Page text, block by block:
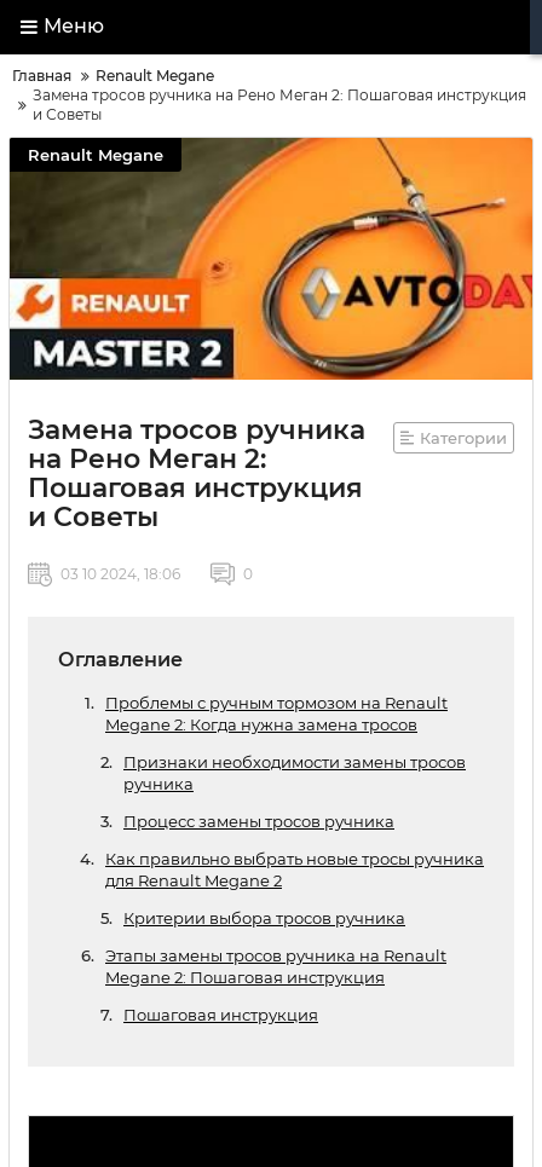
Меню
Главная
Renault Megane
Замена тросов ручника на Рено Меган 2: Пошаговая инструкция
и Советы
Renault Megane
Замена тросов ручника
на Рено Меган 2:
Пошаговая инструкция
и Советы
Категории
03 10 2024, 18:06 0
Оглавление
Проблемы с ручным тормозом на Renault
Megane 2: Когда нужна замена тросов
Признаки необходимости замены тросов
ручника
Процесс замены тросов ручника
Как правильно выбрать новые тросы ручника
для Renault Megane 2
Критерии выбора тросов ручника
Этапы замены тросов ручника на Renault
Megane 2: Пошаговая инструкция
Пошаговая инструкция